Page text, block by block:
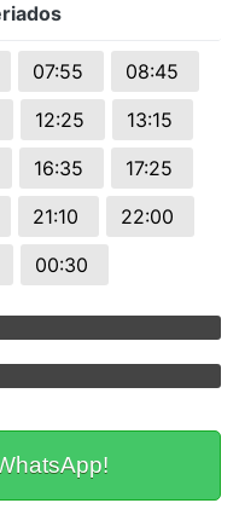
07:55
08:45
12:25
13:15
16:35
17:25
21:10
22:00
00:30